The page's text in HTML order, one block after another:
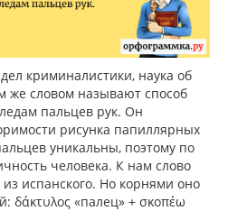
криминалистики, наука об
же словом называют способ
пальцев рук. Он
рисунка папиллярных
уникальны, поэтому по
человека. К нам слово
испанского. Но корнями оно
δάκτυλος «палец» + σκοπέω